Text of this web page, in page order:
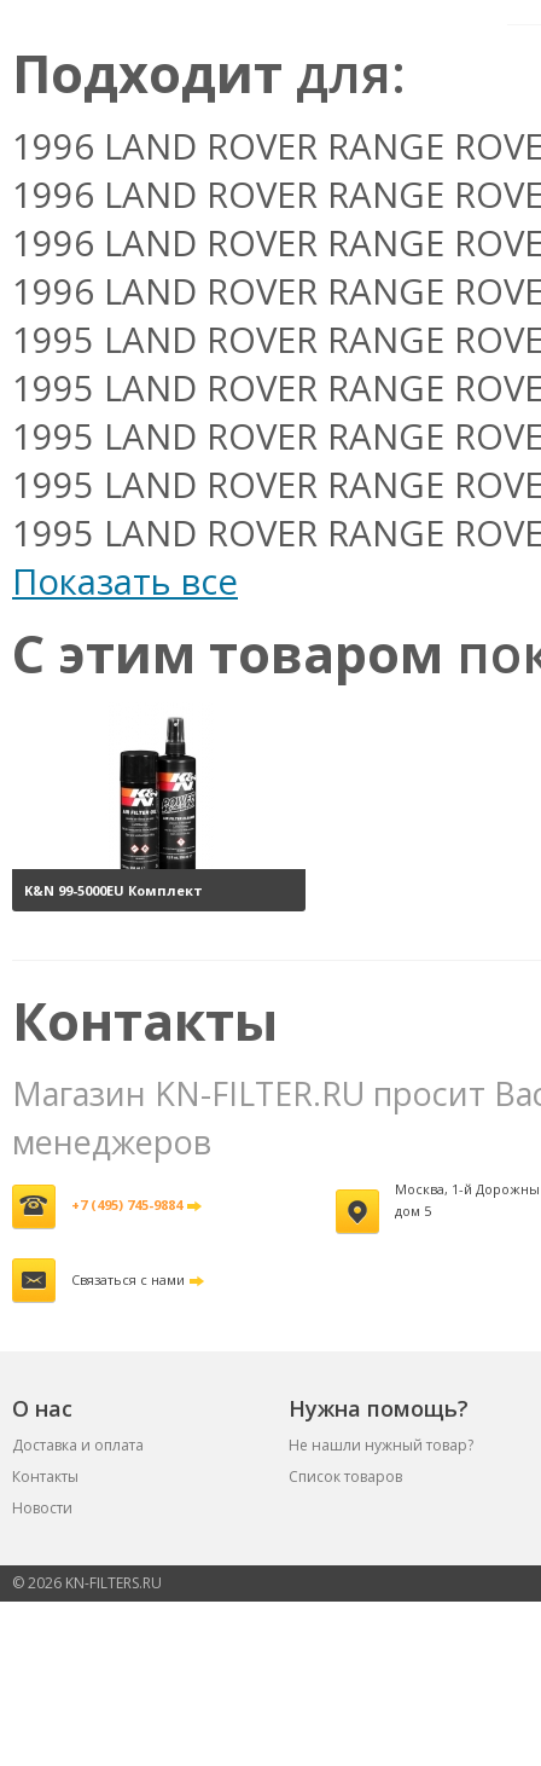
Подходит для:
1996 LAND ROVER RANGE
1996 LAND ROVER RANGE
1996 LAND ROVER RANGE
1996 LAND ROVER RANGE
1995 LAND ROVER RANGE
1995 LAND ROVER RANGE
1995 LAND ROVER RANGE
1995 LAND ROVER RANGE
1995 LAND ROVER RANGE
Показать все
С этим товаром
K&N 99-5000EU Комплект
Контакты
Магазин KN-FILTER.RU просит
менеджеров
+7 (495) 745-9884
Москва, 1-й
дом 5
Связаться с нами
О нас Нужна помощь?
Доставка и оплата
Не нашли нужный товар?
Контакты
Список товаров
Новости
© 2026 KN-FILTERS.RU